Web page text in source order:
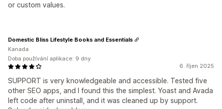
or custom values.
6. říjen 2025
SUPPORT is very knowledgeable and accessible. Tested five
other SEO apps, and I found this the simplest. Yoast and Avada
left code after uninstall, and it was cleaned up by support.
Domestic Bliss Lifestyle Books and Essentials
Kanada
Doba používání aplikace: 9 dny